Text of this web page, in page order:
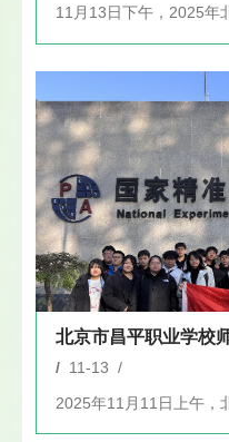
北京市昌平职业学校
/ 11-13 /